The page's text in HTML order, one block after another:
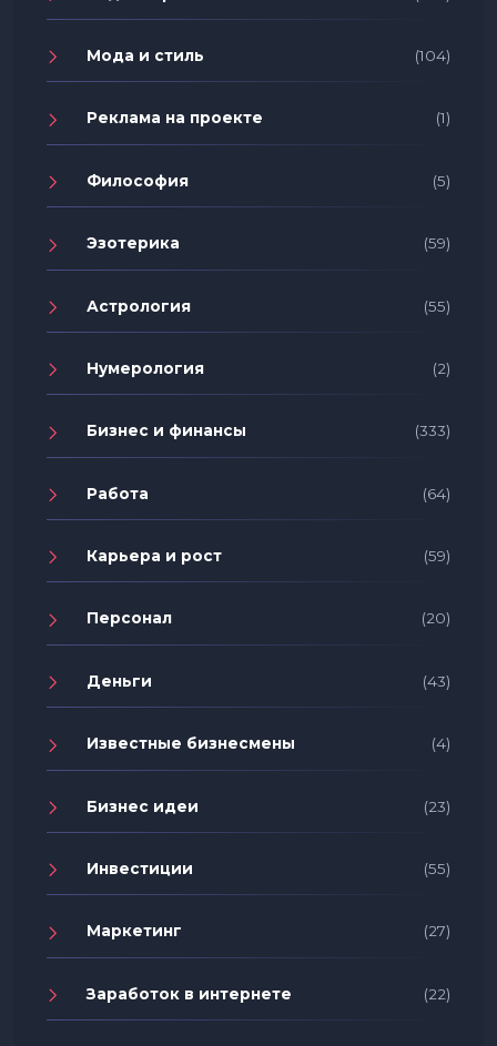
Мода и стиль (104)
Реклама на проекте (1)
Философия (5)
Эзотерика (59)
Астрология (55)
Нумерология (2)
Бизнес и финансы (333)
Работа (64)
Карьера и рост (59)
Персонал (20)
Деньги (43)
Известные бизнесмены (4)
Бизнес идеи (23)
Инвестиции (55)
Маркетинг (27)
Заработок в интернете (22)